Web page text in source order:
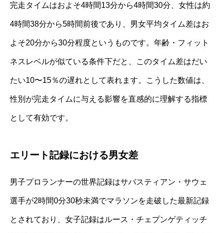
完走タイムはおよそ4時間13分から4時間30分、女性は約
4時間38分から5時間前後であり、男女平均タイム差はお
よそ20分から30分程度というものです。年齢・フィット
ネスレベルが似ている条件下だと、このタイム差はだい
たい10〜15％の遅れとして表れます。こうした数値は、
性別が完走タイムに与える影響を直感的に理解する指標
として有効です。
エリート記録における男女差
男子プロランナーの世界記録はサバスティアン・サウェ
選手が2時間0分30秒未満でマラソンを走破した最新記録
とされており、女子記録はルース・チェプンゲティッチ